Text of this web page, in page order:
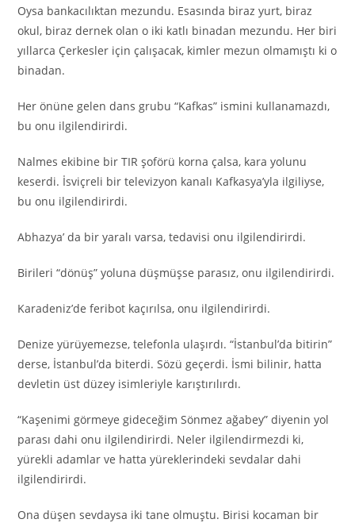
Oysa bankacılıktan mezundu. Esasında biraz yurt, biraz
okul, biraz dernek olan o iki katlı binadan mezundu. Her biri
yıllarca Çerkesler için çalışacak, kimler mezun olmamıştı ki o
binadan.
Her önüne gelen dans grubu “Kafkas” ismini kullanamazdı,
bu onu ilgilendirirdi.
Nalmes ekibine bir TIR şoförü korna çalsa, kara yolunu
keserdi. İsviçreli bir televizyon kanalı Kafkasya’yla ilgiliyse,
bu onu ilgilendirirdi.
Abhazya’ da bir yaralı varsa, tedavisi onu ilgilendirirdi.
Birileri “dönüş” yoluna düşmüşse parasız, onu ilgilendirirdi.
Karadeniz’de feribot kaçırılsa, onu ilgilendirirdi.
Denize yürüyemezse, telefonla ulaşırdı. “İstanbul’da bitirin”
derse, İstanbul’da biterdi. Sözü geçerdi. İsmi bilinir, hatta
devletin üst düzey isimleriyle karıştırılırdı.
“Kaşenimi görmeye gideceğim Sönmez ağabey” diyenin yol
parası dahi onu ilgilendirirdi. Neler ilgilendirmezdi ki,
yürekli adamlar ve hatta yüreklerindeki sevdalar dahi
ilgilendirirdi.
Ona düşen sevdaysa iki tane olmuştu. Birisi kocaman bir